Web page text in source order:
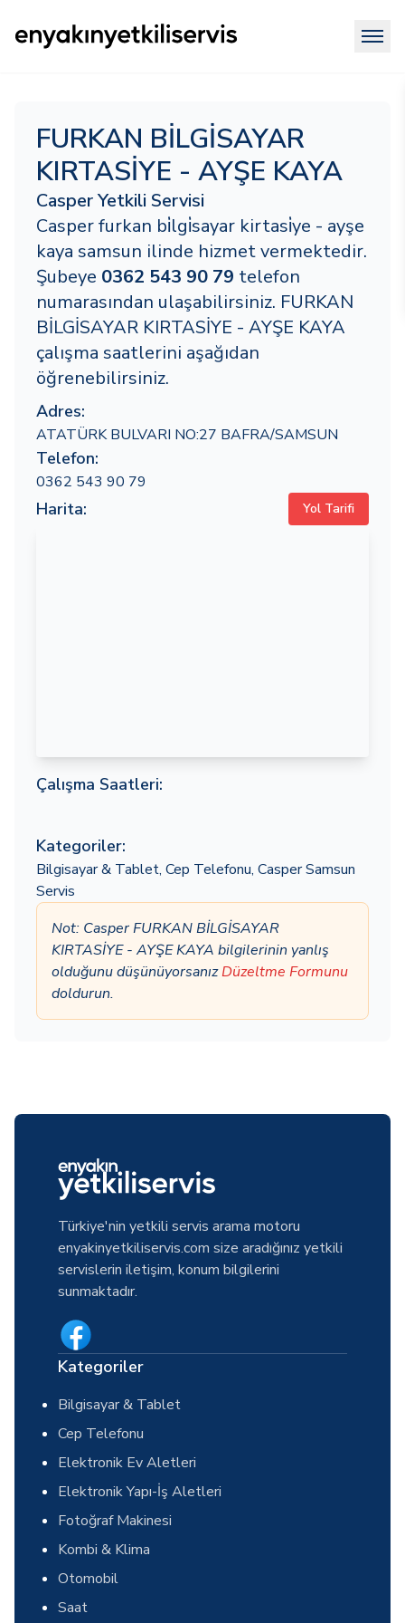
FURKAN BİLGİSAYAR
KIRTASİYE - AYŞE KAYA
Casper Yetkili Servisi
Casper furkan bi̇lgi̇sayar kirtasi̇ye - ayşe
kaya samsun ilinde hizmet vermektedir.
Şubeye 0362 543 90 79 telefon
numarasından ulaşabilirsiniz. FURKAN
BİLGİSAYAR KIRTASİYE - AYŞE KAYA
çalışma saatlerini aşağıdan
öğrenebilirsiniz.
Adres:
ATATÜRK BULVARI NO:27 BAFRA/SAMSUN
Telefon:
0362 543 90 79
Harita: Yol Tarifi
Çalışma Saatleri:
Kategoriler:
Bilgisayar & Tablet, Cep Telefonu, Casper Samsun
Servis
Not: Casper FURKAN BİLGİSAYAR
KIRTASİYE - AYŞE KAYA bilgilerinin yanlış
olduğunu düşünüyorsanızDüzeltme Formunu
doldurun.
Türkiye'nin yetkili servis arama motoru
enyakinyetkiliservis.com size aradığınız yetkili
servislerin iletişim, konum bilgilerini
sunmaktadır.
Kategoriler
Bilgisayar & Tablet
Cep Telefonu
Elektronik Ev Aletleri
Elektronik Yapı-İş Aletleri
Fotoğraf Makinesi
Kombi & Klima
Otomobil
Saat